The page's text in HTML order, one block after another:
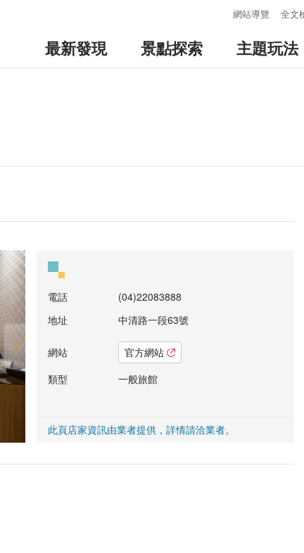
網站導覽 全文
最新發現 景點探索 主題玩法
電話
(04)22083888
地址
中清路一段63號
網站
官方網站
類型
一般旅館
此頁店家資訊由業者提供，詳情請洽業者。